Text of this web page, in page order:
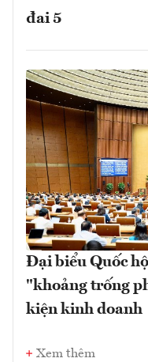
đai 5
Đại biểu Quốc
"khoảng trống
kiện kinh doanh
Xem thêm